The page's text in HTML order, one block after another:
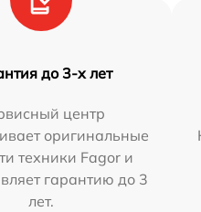
до 3-х лет
центр
оригинальные
техники Fagor и
гарантию до 3
лет.